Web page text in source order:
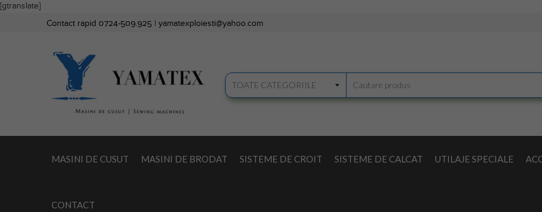
[gtranslate]
Contact rapid 0724-509.925 | yamatexploiesti@yahoo.com
MASINI DE CUSUT MASINI DE BRODAT SISTEME DE CROIT SISTEME DE CALCAT UTILAJE SPECIALE
CONTACT